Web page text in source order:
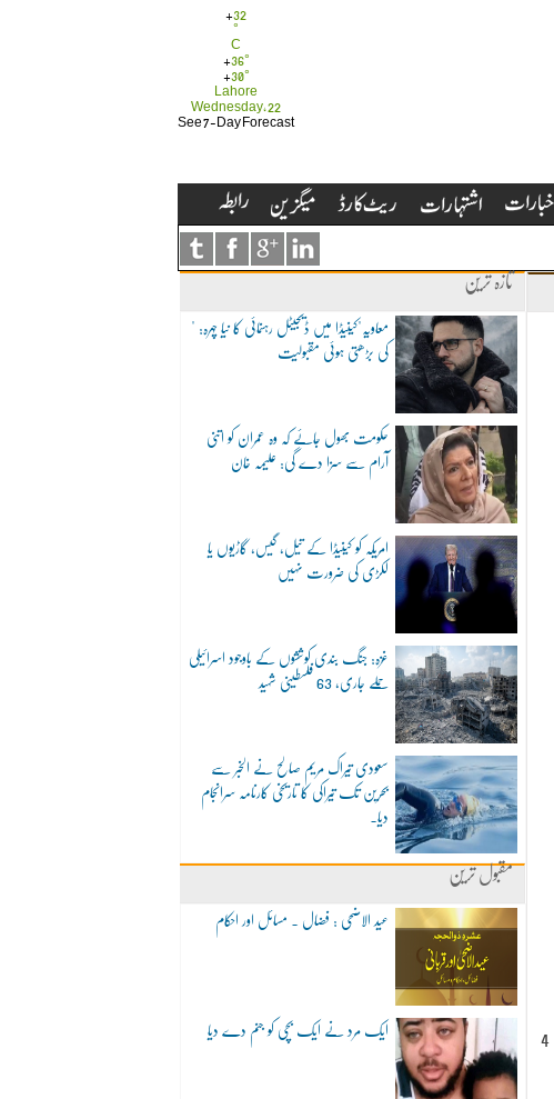
+32
°
C
+36°
+30°
Lahore
Wednesday, 22
See 7-Day Forecast
تازہ ترین
"معاویہ"کینیڈا میں ڈیجیٹل رہنمائی کا نیا چہرہ:
کی بڑھتی ہوئی مقبولیت
حکومت بھول جائے کہ وہ عمران کو اتنی
آرام سے سزا دے گی: علیمہ خان
امریکہ کو کینیڈا کے تیل، گیس، گاڑیوں یا
لکڑی کی ضرورت نہیں
غزہ: جنگ بندی کوششوں کے باوجود اسرائیلی
حملے جاری، 63 فلسطینی شہید
سعودی تیراک مریم صالح نے الخبر سے
بحرین تک تیراکی کا تاریخی کارنامہ سرانجام
دیا۔
مقبول ترین
عید الاضحی : فضال ۔ مسائل اور احکام
ایک مرد نے ایک بچی کو جنم دے دیا
ایم کیو ایم نے ضلع وسطی سے خالی ہونے والی تمام نشستیں دوبارہ حاصل کرلیں، ایم کیوایم پاکستان نے جنرل ممبر کی 8، پیپلزپارٹی نے 4